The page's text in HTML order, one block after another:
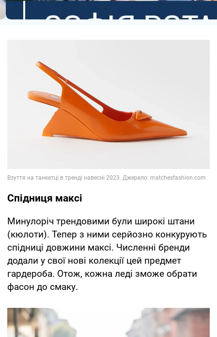
Спідниця максі
Минулоріч трендовими були широкі штани
(кюлоти). Тепер з ними серйозно конкурують
спідниці довжини максі. Численні бренди
додали у свої нові колекції цей предмет
гардероба. Отож, кожна леді зможе обрати
фасон до смаку.